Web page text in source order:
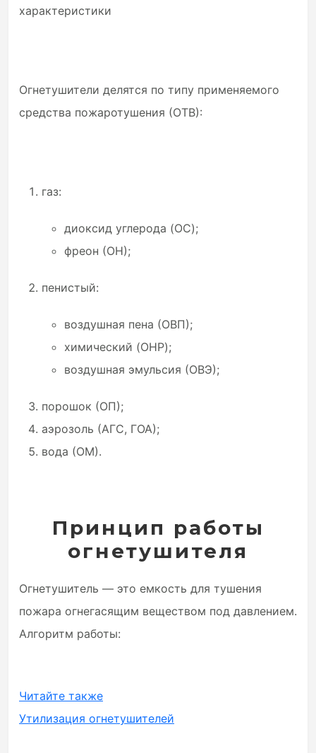
Огнетушители делятся по типу применяемого
средства пожаротушения (ОТВ):
газ:
диоксид углерода (OC);
фреон (ОН);
пенистый:
воздушная пена (ОВП);
химический (OHP);
воздушная эмульсия (ОВЭ);
порошок (ОП);
аэрозоль (АГС, ГОА);
вода (ОМ).
Принцип работы
огнетушителя
Огнетушитель — это емкость для тушения
пожара огнегасящим веществом под давлением.
Алгоритм работы:
Читайте также
Утилизация огнетушителей